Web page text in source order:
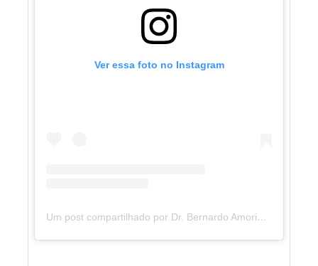
Ver essa foto no Instagram
Um post compartilhado por Dr. Bernardo Amorim (@drbernardorn)